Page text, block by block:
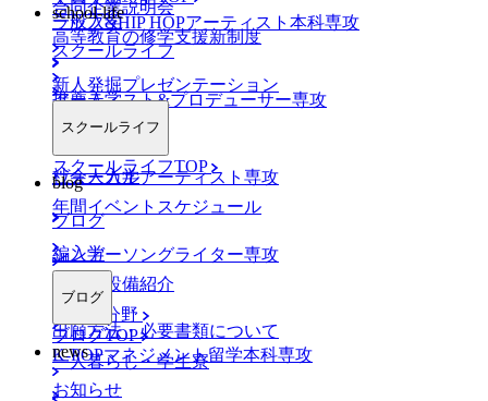
ラップ&HIP HOPアーティスト本科専攻
アーティスト&プロデューサー専攻
ヴォーカルアーティスト専攻
シンガーソングライター専攻
K-POP分野
K-POPマネジメント留学本科専攻
合同企業説明会
新人発掘プレゼンテーション
一般入学
推薦入学
社会人入学
編入学
出願方法・必要書類について
高等教育の修学支援新制度
school-life
スクールライフ
スクールライフ
スクールライフTOP
年間イベントスケジュール
施設・設備紹介
一人暮らし・学生寮
blog
ブログ
ブログ
ブログTOP
news
お知らせ